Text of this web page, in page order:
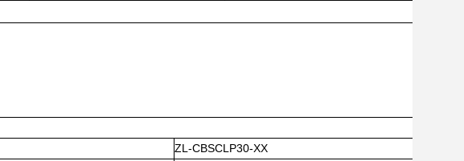
ZL-CBSCLP30-XX